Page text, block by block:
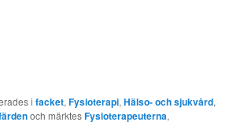
ifacket,Fysioterapi,Hälso- och sjukvård,
och märktesFysioterapeuterna,